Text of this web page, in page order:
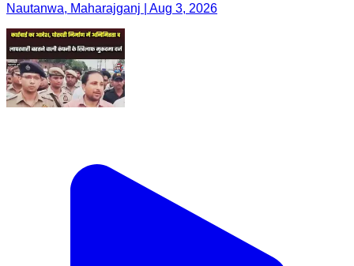
Nautanwa, Maharajganj | Aug 3, 2026